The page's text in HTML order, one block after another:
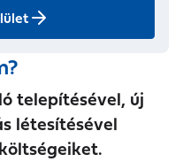
telepítésével, új
létesítésével